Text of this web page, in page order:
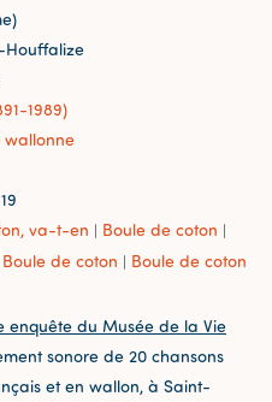
Houffalize
1989)
wallonne
va-t-en | Boule de coton |
Boule de coton | Boule de coton
enquête du Musée de la Vie
sonore de 20 chansons
et en wallon, à Saint-